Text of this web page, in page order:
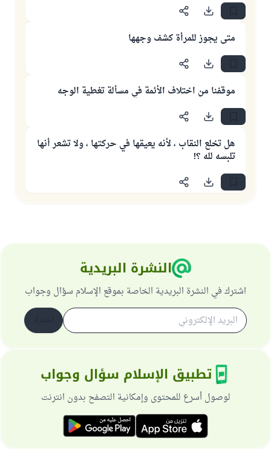
متى يجوز للمرأة كشف وجهها
موقفنا من اختلاف الأئمة في مسألة تغطية الوجه
هل تخلع النقاب ، لأنه يعيقها في حركتها ، ولا تشعر أنها
تلبسه لله ؟!
النشرة البريدية
اشترك في النشرة البريدية الخاصة بموقع الإسلام سؤال وجواب
تطبيق الإسلام سؤال وجواب
لوصول أسرع للمحتوى وإمكانية التصفح بدون انترنت